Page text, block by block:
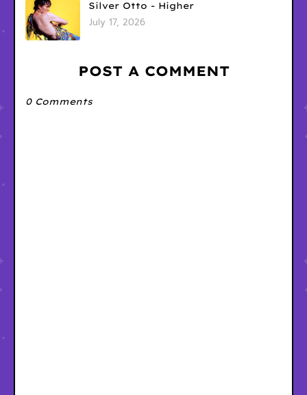
Silver Otto - Higher
July 17, 2026
POST A COMMENT
0 Comments